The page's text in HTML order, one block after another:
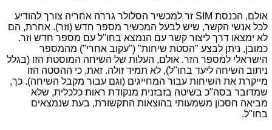
אולם, הכנסת SIM זר למכשיר הסלולר גררה אחריה צורך להודיע
לכל אנשי הקשר, שיש לבעל המכשיר מספר חדש (וזר). אחרת, הם
לא ימצאו דרך ליצור קשר עם הנמצא בחו"ל עם מספר חדש וזר.
כמובן, ניתן לבצע "הסטת שיחות" ("עקוב אחרי") מהמספר
הישראלי למספר הזר. אולם, העלות של השיחה המוסטת הזו (בגלל
ניתוב השיחה ליעד בחו"ל), לא תמיד זולה. זאת, כי ההסטה הזו
מייקרת את השיחות עבור המחייגים (וגם עבור מקבל השיחה). כך,
שמדובר בסה"כ בשיטה בזבזנית מנקודת ראות כלכלית, שלא
מביאה חסכון משמעותי בהוצאות התקשורת, בעת שנמצאים
בחו"ל.